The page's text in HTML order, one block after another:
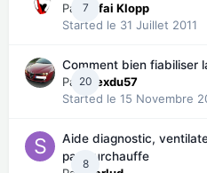
7
ParKafai Klopp
Started le 31 Juillet 2011
20
Comment bien fiabiliser
ParAlexdu57
Started le 15 Novembre
8
Aide diagnostic,
pas/surchauffe